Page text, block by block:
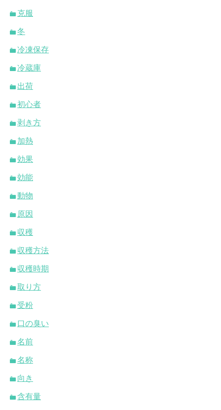
克服
冬
冷凍保存
冷蔵庫
出荷
初心者
剥き方
加熱
効果
効能
動物
原因
収穫
収穫方法
収穫時期
取り方
受粉
口の臭い
名前
名称
向き
含有量